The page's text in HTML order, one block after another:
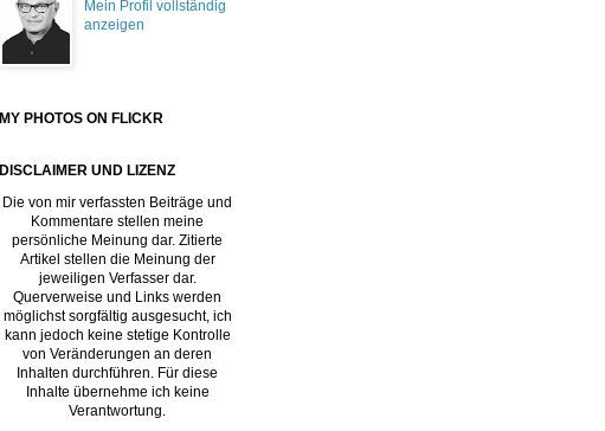
Mein Profil vollständig
anzeigen
MY PHOTOS ON FLICKR
DISCLAIMER UND LIZENZ
Die von mir verfassten Beiträge und
Kommentare stellen meine
persönliche Meinung dar. Zitierte
Artikel stellen die Meinung der
jeweiligen Verfasser dar.
Querverweise und Links werden
möglichst sorgfältig ausgesucht, ich
kann jedoch keine stetige Kontrolle
von Veränderungen an deren
Inhalten durchführen. Für diese
Inhalte übernehme ich keine
Verantwortung.